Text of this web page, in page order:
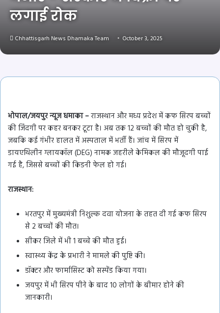
लगाई रोक
Chhattisgarh News Dhamaka Team October 3, 2025
भोपाल/जयपुर न्यूज धमाका –राजस्थान और मध्य प्रदेश में कफ सिरप बच्चों
की जिंदगी पर कहर बनकर टूटा है। अब तक 12 बच्चों की मौत हो चुकी है,
जबकि कई गंभीर हालत में अस्पताल में भर्ती हैं। जांच में सिरप में
डायएथिलीन ग्लायकॉल (DEG) नामक जहरीले केमिकल की मौजूदगी पाई
गई है, जिससे बच्चों की किडनी फेल हो गई।
राजस्थान:
भरतपुर में मुख्यमंत्री निशुल्क दवा योजना के तहत दी गई कफ सिरप
से 2 बच्चों की मौत।
सीकर जिले में भी 1 बच्चे की मौत हुई।
स्वास्थ्य केंद्र के प्रभारी ने मामले की पुष्टि की।
डॉक्टर और फार्मासिस्ट को सस्पेंड किया गया।
जयपुर में भी सिरप पीने के बाद 10 लोगों के बीमार होने की
जानकारी।